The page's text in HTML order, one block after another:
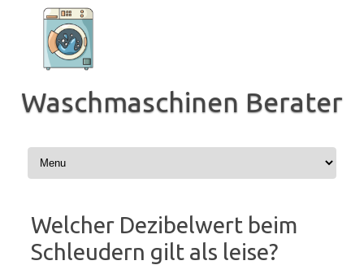
Inhalt
springen
Waschmaschinen Berater
Welcher Dezibelwert beim
Schleudern gilt als leise?